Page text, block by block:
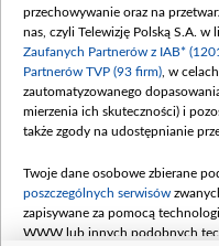
przechowywanie oraz na
nas, czyli Telewizję Polską S.A. w
Zaufanych Partnerów z IAB*
Partnerów TVP (93 firm) , w
zautomatyzowanego
mierzenia ich skuteczności) i
także zgody na udostępnianie
Twoje dane osobowe zbierane
poszczególnych serwisów
zapisywane za pomocą
WWW lub innych podobnych